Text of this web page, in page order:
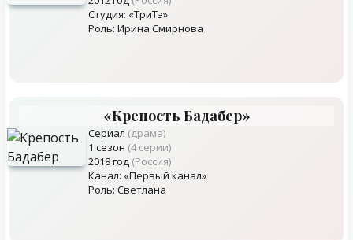
Студия: «ТриТэ»
Роль: Ирина Смирнова
«Крепость Бадабер»
Сериал (драма)
1 сезон (4 серии)
2018 год (Россия)
Канал: «Первый канал»
Роль: Светлана